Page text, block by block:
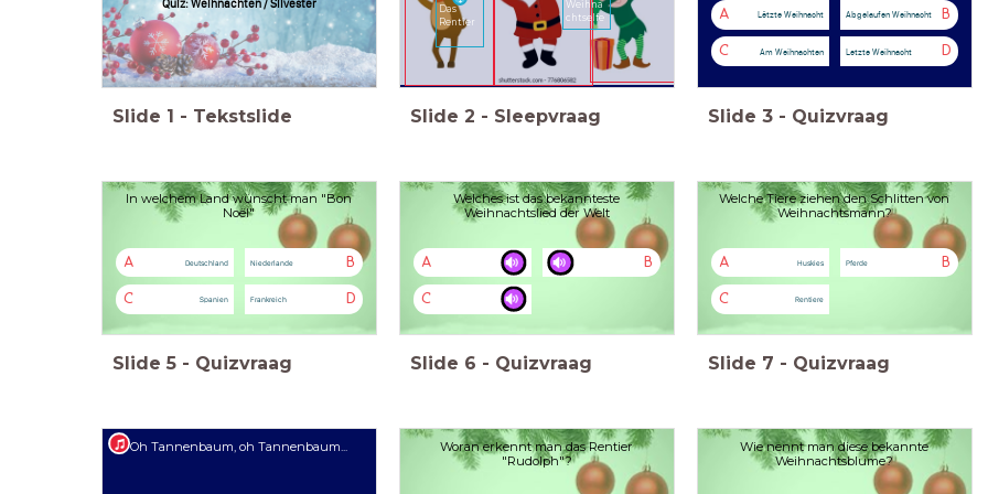
Quiz: Weihnachten / Silvester
Slide 1 - Tekstslide
Das
Rentier
Weihna
chtselfe
Slide 2 - Sleepvraag
A Lëtzte Weihnacht B
Abgelaufen Weihnacht
C Am Weihnachten D
Letzte Weihnacht
Slide 3 - Quizvraag
In welchem Land wünscht man "Bon
Noël"
A Deutschland B
Niederlande
C Spanien D
Frankreich
Slide 5 - Quizvraag
Welches ist das bekannteste
Weihnachtslied der Welt
A B
C
Slide 6 - Quizvraag
Welche Tiere ziehen den Schlitten von
Weihnachtsmann?
A Huskies B
Pferde
C Rentiere
Slide 7 - Quizvraag
Oh Tannenbaum, oh Tannenbaum...
Woran erkennt man das Rentier
"Rudolph"?
Wie nennt man diese bekannte
Weihnachtsblume?